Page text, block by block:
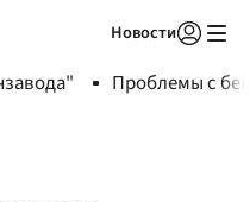
Новости
Проблемы с